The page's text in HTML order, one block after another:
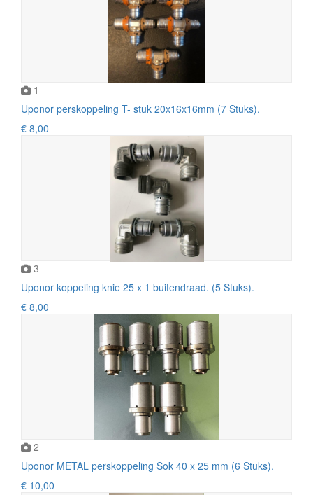
1
Uponor perskoppeling T- stuk 20x16x16mm (7 Stuks).
€ 8,00
3
Uponor koppeling knie 25 x 1 buitendraad. (5 Stuks).
€ 8,00
2
Uponor METAL perskoppeling Sok 40 x 25 mm (6 Stuks).
€ 10,00